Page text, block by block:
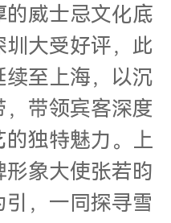
威士忌文化底
圳大受好评，此
续至上海，以沉
带领宾客深度
的独特魅力。上
象大使张若昀
，一同探寻雪